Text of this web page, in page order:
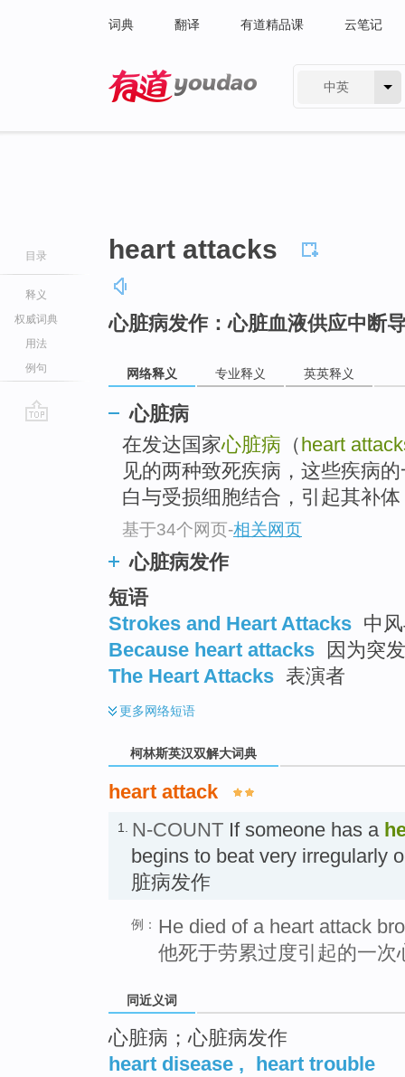
词典 翻译 有道精品课 云笔记
中英
目录
释义
权威词典
用法
例句
heart attacks
心脏病发作：心脏血液供应中断
网络释义 专业释义 英英释义
心脏病
在发达国家心脏病 （ heart
见的两种致死疾病，这些疾病
白与受损细胞结合，引起其补
基于34个网页-相关网页
心脏病发作
短语
Strokes and Heart Attacks 中
Because heart attacks
因为突
The Heart Attacks 表演者
更多网络短语
柯林斯英汉双解大词典
heart attack
1. N-COUNT If someone has a
begins to beat very irregularly
脏病发作
例： He died of a heart attack
他死于劳累过度引起的一次
同近义词
心脏病；心脏病发作
heart disease , heart trouble